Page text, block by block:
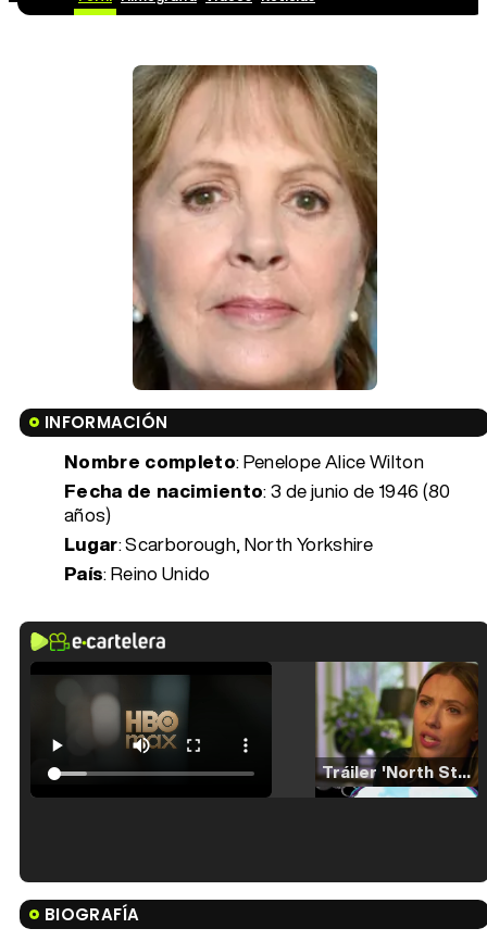
INFORMACIÓN
Nombre completo: Penelope Alice Wilton
Fecha de nacimiento:3 de junio de 1946 (80
años)
Lugar: Scarborough, North Yorkshire
País: Reino Unido
Tráiler 'North Star' (2023)
Tráiler en español de 'La isla olvidada'
BIOGRAFÍA